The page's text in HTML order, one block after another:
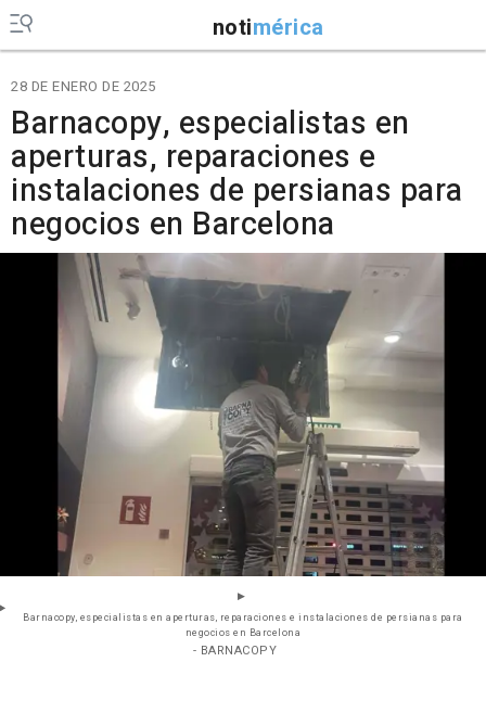
notimérica
28 DE ENERO DE 2025
Barnacopy, especialistas en
aperturas, reparaciones e
instalaciones de persianas para
negocios en Barcelona
Barnacopy, especialistas en aperturas, reparaciones e instalaciones de persianas para
negocios en Barcelona
- BARNACOPY